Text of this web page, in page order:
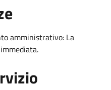
amministrativo: La